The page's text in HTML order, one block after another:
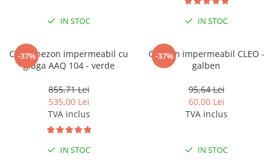
IN STOC IN STOC
-37%
Combinezon impermeabil cu
gluga AAQ 104 - verde
855,71 Lei
535,00 Lei
TVA inclus
IN STOC
-37%
Costum impermeabil CLEO -
galben
95,64 Lei
60,00 Lei
TVA inclus
IN STOC